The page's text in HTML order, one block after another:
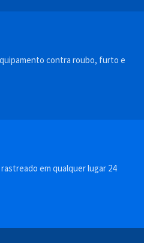
contra roubo, furto e
em qualquer lugar 24